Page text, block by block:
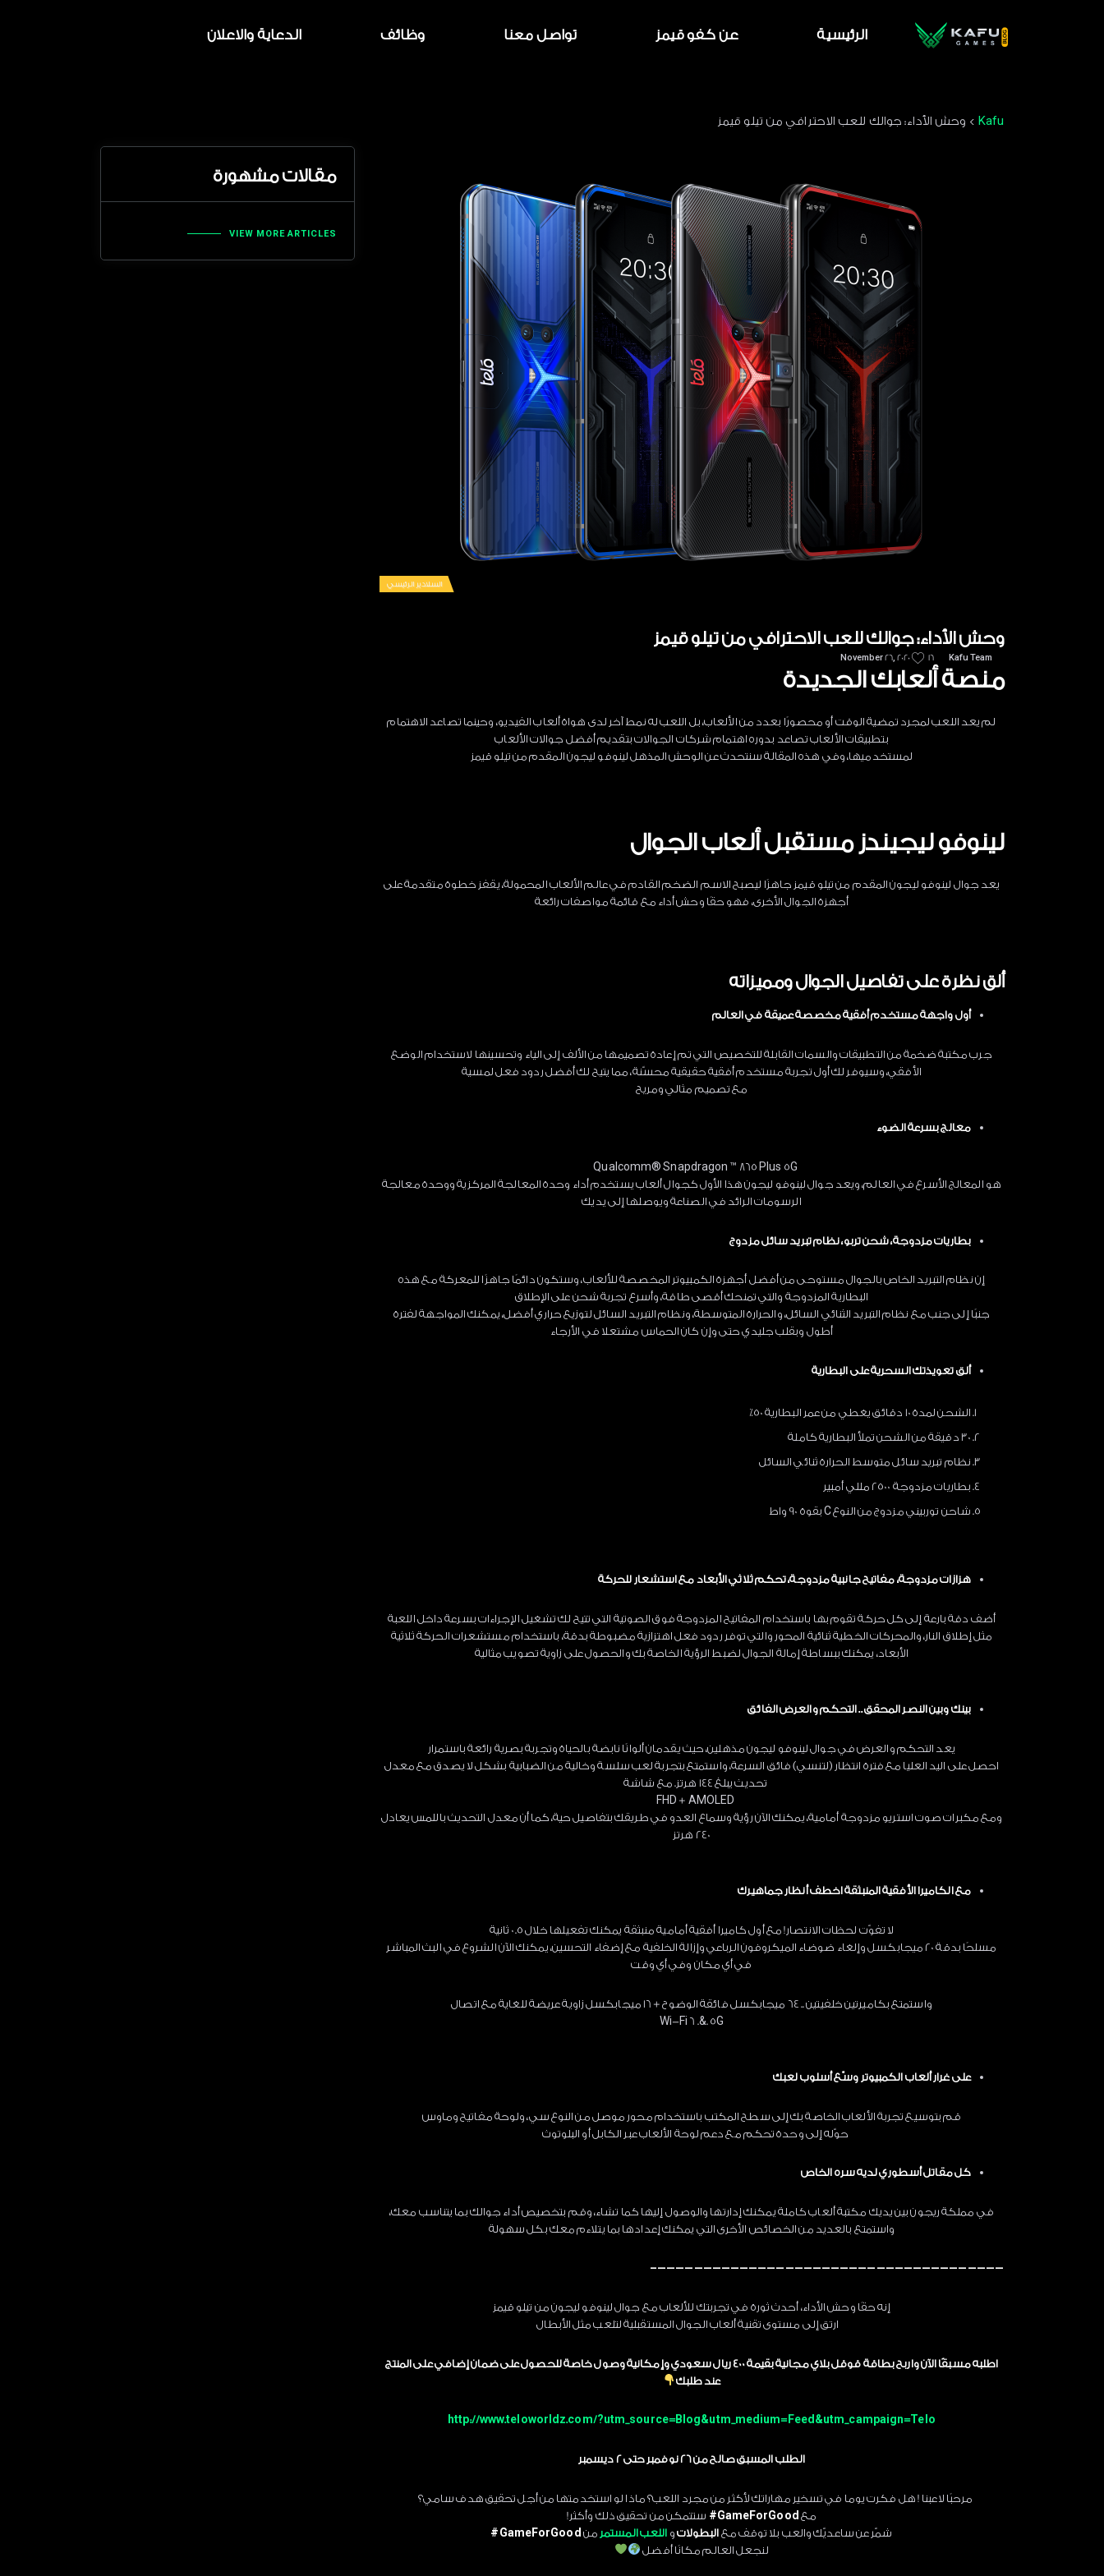
الرئيسية عن كفو قيمز تواصل معنا وظائف الدعاية والاعلان
Kafu
> وحش الأداء: جوالك للعب الاحترافي من تيلو قيمز
السلادير الرئيسي
وحش الأداء: جوالك للعب الاحترافي من تيلو قيمز
November 26, 2020 16 Kafu Team
منصة ألعابك الجديدة
لم يعد اللعب لمجرد تمضية الوقت أو محصورًا بعدد من الألعاب، بل اللعب له نمط آخر لدى هواة ألعاب الفيديو، وحينما تصاعد الاهتمام
بتطبيقات الألعاب تصاعد بدوره اهتمام شركات الجوالات بتقديم أفضل جوالات الألعاب
لمستخدميها، وفي هذه المقالة سنتحدث عن الوحش المذهل لينوفو ليجون المقدم من تيلو قيمز
لينوفو ليجيندز مستقبل ألعاب الجوال
يعد جوال لينوفو ليجون المقدم من تيلو قيمز جاهزًا ليصبح الاسم الضخم القادم في عالم الألعاب المحمولة، يقفز خطوة متقدمة على
أجهزة الجوال الأخرى، فهو حقًا وحش أداء مع قائمة مواصفات رائعة
ألق نظرة على تفاصيل الجوال ومميزاته
أول واجهة مستخدم أفقية مخصصة عميقة في العالم
جرب مكتبة ضخمة من التطبيقات والسمات القابلة للتخصيص التي تم إعادة تصميمها من الألف إلى الياء وتحسينها لاستخدام الوضع
الأفقي، وسيوفر لك أول تجربة مستخدم أفقية حقيقية محسّنة، مما يتيح لك أفضل ردود فعل لمسية
مع تصميم مثالي ومريح
معالج بسرعة الضوء
Qualcomm® Snapdragon ™ 865 Plus 5G
هو المعالج الأسرع في العالم، ويعد جوال لينوفو ليجون هذا الأول كجوال ألعاب يستخدم أداء وحدة المعالجة المركزية ووحدة معالجة
الرسومات الرائد في الصناعة ويوصلها إلى يديك
بطاريات مزدوجة، شحن تربو، نظام تبريد سائل مزدوج
إن نظام التبريد الخاص بالجوال مستوحى من أفضل أجهزة الكمبيوتر المخصصة للألعاب، وستكون دائمًا جاهزًا للمعركة مع هذه
البطارية المزدوجة والتي تمنحك أقصى طاقة، وأسرع تجربة شحن على الإطلاق
جنبًا إلى جنب مع نظام التبريد الثنائي السائل، والحرارة المتوسطة، ونظام التبريد السائل لتوزيع حراري أفضل، يمكنك المواجهة لفترة
أطول وبقلب جليدي حتى وإن كان الحماس مشتعلا في الأرجاء
ألق تعويذتك السحرية على البطارية
الشحن لمدة 10 دقائق يغطي من عمر البطارية 50٪
30 دقيقة من الشحن تملأ البطارية كاملة
نظام تبريد سائل متوسط الحرارة ثنائي السائل
بطاريات مزدوجة 2500 مللي أمبير
شاحن توربيني مزدوج من النوع C بقوة 90 واط
هزازات مزدوجة، مفاتيح جانبية مزدوجة، تحكم ثلاثي الأبعاد مع استشعار للحركة
أضف دقة بارعة إلى كل حركة تقوم بها باستخدام المفاتيح المزدوجة فوق الصوتية التي تتيح لك تشغيل الإجراءات بسرعة داخل اللعبة
مثل إطلاق النار، والمحركات الخطية ثنائية المحور والتي توفر ردود فعل اهتزازية مضبوطة بدقة، باستخدام مستشعرات الحركة ثلاثية
الأبعاد، يمكنك ببساطة إمالة الجوال لضبط الرؤية الخاصة بك والحصول على زاوية تصويب مثالية
بينك وبين النصر المحقق .. التحكم والعرض الفائق
يعد التحكم والعرض في جوال لينوفو ليجون مذهلين، حيث يقدمان ألوانًا نابضة بالحياة وتجربة بصرية رائعة باستمرار
احصل على اليد العليا مع فترة انتظار (لتنسي) فائق السرعة، واستمتع بتجربة لعب سلسة وخالية من الضبابية بشكل لا يصدق مع معدل
تحديث يبلغ 144 هرتز. مع شاشة
FHD + AMOLED
ومع مكبرات صوت استريو مزدوجة أمامية، يمكنك الآن رؤية وسماع العدو في طريقك بتفاصيل حية، كما أن معدل التحديث باللمس يعادل
240 هرتز
مع الكاميرا الأفقية المنبثقة اخطف أنظار جماهيرك
لا تفوّت لحظات الانتصار! مع أول كاميرا أفقية أمامية منبثقة يمكنك تفعيلها خلال 0.5 ثانية
مسلحًا بدقة 20 ميجابكسل وإلغاء ضوضاء الميكروفون الرباعي وإزالة الخلفية مع إضفاء التحسين، يمكنك الآن الشروع في البث المباشر
في أي مكان وفي أي وقت
واستمتع بكاميرتين خلفيتين .. 64 ميجابكسل فائقة الوضوح + 16 ميجابكسل زاوية عريضة للغاية مع اتصال
Wi-Fi 6 .&. 5G
على غرار ألعاب الكمبيوتر وسّع أسلوب لعبك
قم بتوسيع تجربة الألعاب الخاصة بك إلى سطح المكتب باستخدام محور موصل من النوع سي، ولوحة مفاتيح وماوس
حوّله إلى وحدة تحكم مع دعم لوحة الألعاب عبر الكابل أو البلوتوث
كل مقاتل أسطوري لديه سره الخاص
في مملكة ريجون بين يديك مكتبة ألعاب كاملة يمكنك إدارتها والوصول إليها كما تشاء، وقم بتخصيص أداء جوالك بما يتناسب معك،
واستمتع بالعديد من الخصائص الأخرى التي يمكنك إعدادها بما يتلاءم معك بكل سهولة
——————————————————————————————————————–
إنه حقًا وحش الأداء، أحدث ثورة في تجربتك للألعاب مع جوال لينوفو ليجون من تيلو قيمز
ارتق إلى مستوى تقنية ألعاب الجوال المستقبلية لتلعب مثل الأبطال
اطلبه مسبقًا الآن واربح بطاقة قوقل بلاي مجانية بقيمة 400 ريال سعودي وإمكانية وصول خاصة للحصول على ضمان إضافي على المنتج
عند طلبك
http://www.teloworldz.com/?utm_source=Blog&utm_medium=Feed&utm_campaign=Telo
الطلب المسبق صالح من 26 نوفمبر حتى 2 ديسمبر
مرحبًا لاعبنا ! هل فكرت يوما في تسخير مهاراتك لأكثر من مجرد اللعب؟ ماذا لو استخدمتها من أجل تحقيق هدف سامي؟
مع GameForGood#
ستتمكن من تحقيق ذلك وأكثر!
شمّر عن ساعديّك والعب بلا توقف مع البطولات و اللعب المستمر من GameForGood#
لنجعل العالم مكانًا أفضل
مقالات مشهورة
VIEW MORE ARTICLES